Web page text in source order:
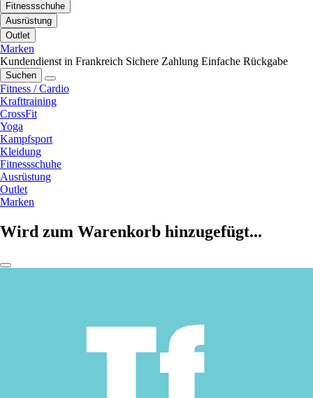
Fitnessschuhe
Ausrüstung
Outlet
Marken
Kundendienst in Frankreich Sichere Zahlung Einfache Rückgabe
Suchen
Fitness / Cardio
Krafttraining
CrossFit
Yoga
Kampfsport
Kleidung
Fitnessschuhe
Ausrüstung
Outlet
Marken
Wird zum Warenkorb hinzugefügt...